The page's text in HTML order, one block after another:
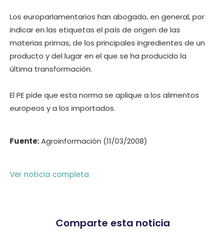
Los europarlamentarios han abogado, en general, por
indicar en las etiquetas el país de origen de las
materias primas, de los principales ingredientes de un
producto y del lugar en el que se ha producido la
última transformación.
El PE pide que esta norma se aplique a los alimentos
europeos y a los importados.
Fuente:Agroinformación (11/03/2008)
Ver noticia completa
Comparte esta noticia